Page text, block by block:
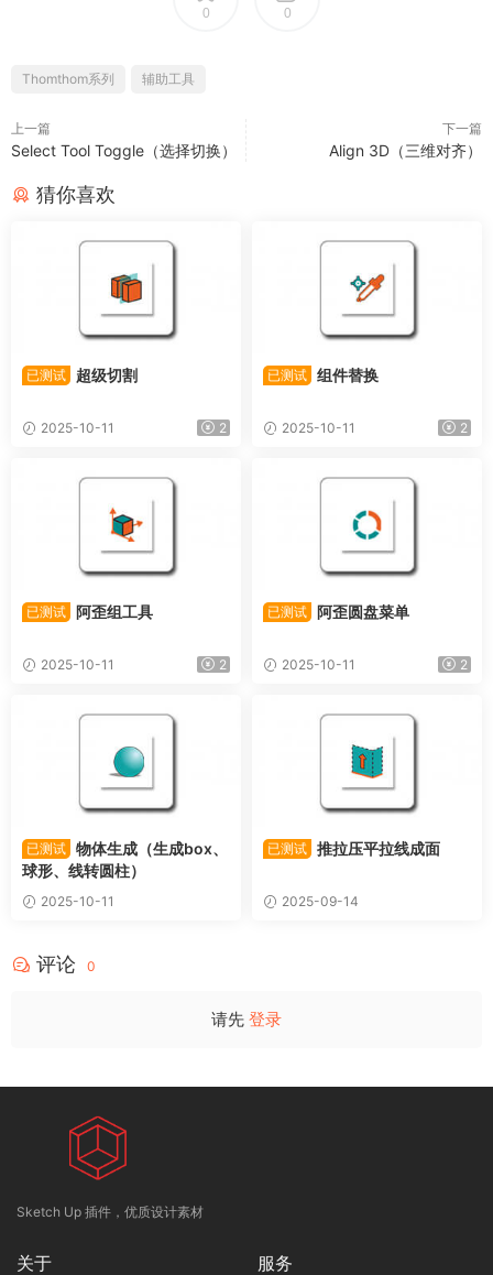
0 0
Thomthom系列 辅助工具
上一篇
Select Tool Toggle（选择切换）
下一篇
Align 3D（三维对齐）
猜你喜欢
已测试 超级切割
2025-10-11 2
已测试 组件替换
2025-10-11 2
已测试 阿歪组工具
2025-10-11 2
已测试 阿歪圆盘菜单
2025-10-11 2
已测试 物体生成（生成box、
球形、线转圆柱）
2025-10-11
已测试 推拉压平拉线成面
2025-09-14
评论 0
请先 登录
Sketch Up 插件，优质设计素材
关于 服务